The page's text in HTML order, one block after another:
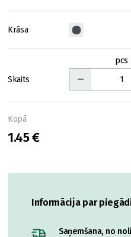
Krāsa
Skaits
pcs
Kopā
1.45 €
Informācija par
Saņemšana, no